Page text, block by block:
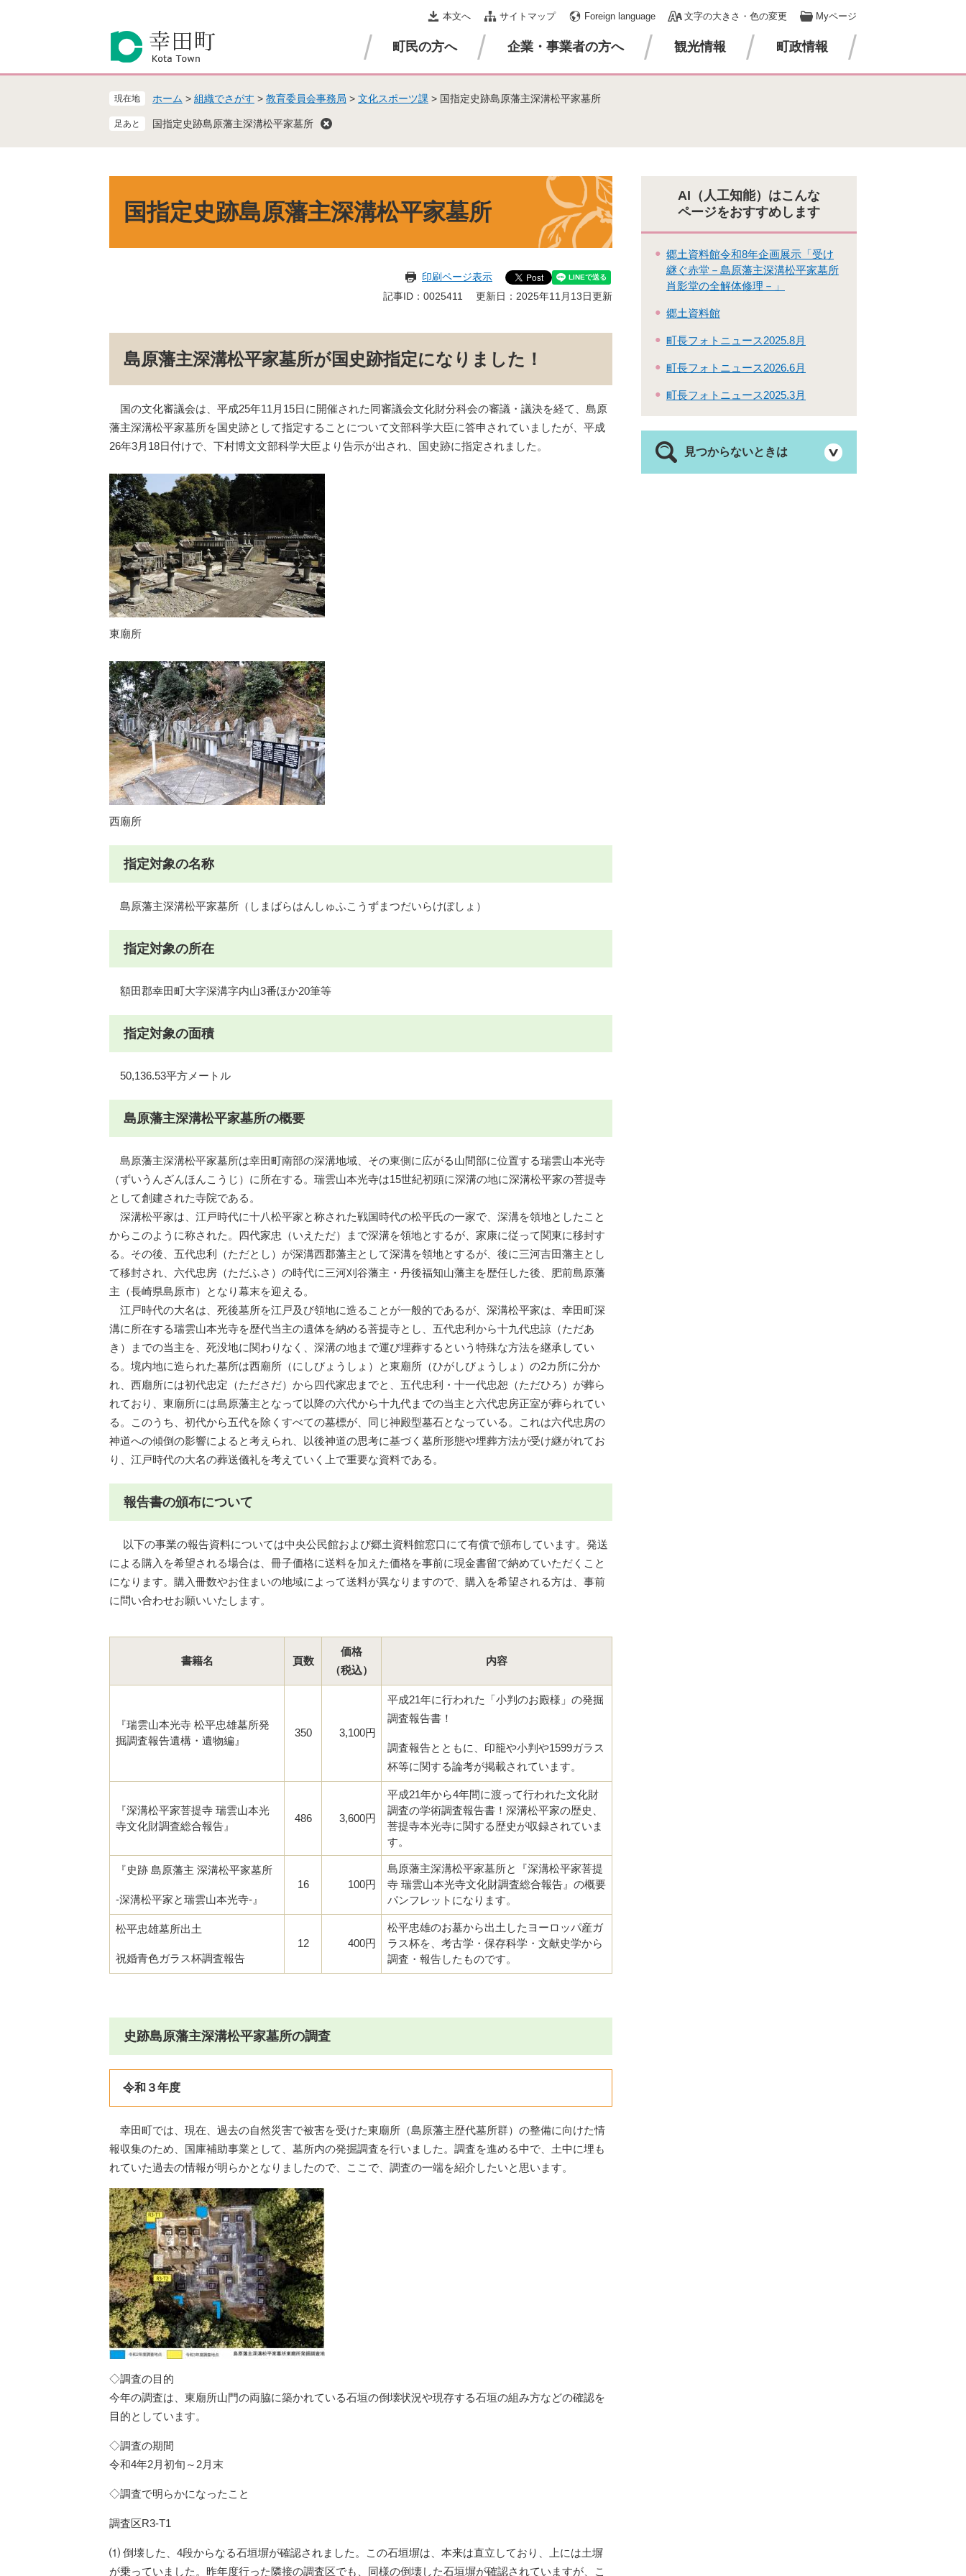
先
を
本
本文へ サイトマップ Foreign language 文字の大きさ・色の変更 Myページ
町民の方へ 企業・事業者の方へ 観光情報 町政情報
現在地 ホーム > 組織でさがす > 教育委員会事務局 > 文化スポーツ課 > 国指定史跡島原藩主深溝松平家墓所
国指定史跡島原藩主深溝松平家墓所
国指定史跡島原藩主深溝松平家墓所
印刷ページ表示
記事ID：0025411
更新日：2025年11月13日更新
島原藩主深溝松平家墓所が国史跡指定になりました！
国の文化審議会は、平成25年11月15日に開催された同審議会文化財分科会の審議・議決を経て、島原
藩主深溝松平家墓所を国史跡として指定することについて文部科学大臣に答申されていましたが、平成
26年3月18日付けで、下村博文文部科学大臣より告示が出され、国史跡に指定されました。
東廟所
西廟所
指定対象の名称
島原藩主深溝松平家墓所（しまばらはんしゅふこうずまつだいらけぼしょ）
指定対象の所在
額田郡幸田町大字深溝字内山3番ほか20筆等
指定対象の面積
50,136.53平方メートル
島原藩主深溝松平家墓所の概要
島原藩主深溝松平家墓所は幸田町南部の深溝地域、その東側に広がる山間部に位置する瑞雲山本光寺
（ずいうんざんほんこうじ）に所在する。瑞雲山本光寺は15世紀初頭に深溝の地に深溝松平家の菩提寺
として創建された寺院である。
深溝松平家は、江戸時代に十八松平家と称された戦国時代の松平氏の一家で、深溝を領地としたこと
からこのように称された。四代家忠（いえただ）まで深溝を領地とするが、家康に従って関東に移封す
る。その後、五代忠利（ただとし）が深溝西郡藩主として深溝を領地とするが、後に三河吉田藩主とし
て移封され、六代忠房（ただふさ）の時代に三河刈谷藩主・丹後福知山藩主を歴任した後、肥前島原藩
主（長崎県島原市）となり幕末を迎える。
江戸時代の大名は、死後墓所を江戸及び領地に造ることが一般的であるが、深溝松平家は、幸田町深
溝に所在する瑞雲山本光寺を歴代当主の遺体を納める菩提寺とし、五代忠利から十九代忠諒（ただあ
き）までの当主を、死没地に関わりなく、深溝の地まで運び埋葬するという特殊な方法を継承してい
る。境内地に造られた墓所は西廟所（にしびょうしょ）と東廟所（ひがしびょうしょ）の2カ所に分か
れ、西廟所には初代忠定（たださだ）から四代家忠までと、五代忠利・十一代忠恕（ただひろ）が葬ら
れており、東廟所には島原藩主となって以降の六代から十九代までの当主と六代忠房正室が葬られてい
る。このうち、初代から五代を除くすべての墓標が、同じ神殿型墓石となっている。これは六代忠房の
神道への傾倒の影響によると考えられ、以後神道の思考に基づく墓所形態や埋葬方法が受け継がれてお
り、江戸時代の大名の葬送儀礼を考えていく上で重要な資料である。
報告書の頒布について
以下の事業の報告資料については中央公民館および郷土資料館窓口にて有償で頒布しています。発送
による購入を希望される場合は、冊子価格に送料を加えた価格を事前に現金書留で納めていただくこと
になります。購入冊数やお住まいの地域によって送料が異なりますので、購入を希望される方は、事前
に問い合わせお願いいたします。
書籍名 頁数
価格
（税込）
内容
『瑞雲山本光寺 松平忠雄墓所発
掘調査報告遺構・遺物編』
350 3,100円
平成21年に行われた「小判のお殿様」の発掘
調査報告書！
調査報告とともに、印籠や小判や1599ガラス
杯等に関する論考が掲載されています。
『深溝松平家菩提寺 瑞雲山本光
寺文化財調査総合報告』
486 3,600円
平成21年から4年間に渡って行われた文化財
調査の学術調査報告書！深溝松平家の歴史、
菩提寺本光寺に関する歴史が収録されていま
す。
『史跡 島原藩主 深溝松平家墓所
-深溝松平家と瑞雲山本光寺-』
16 100円
島原藩主深溝松平家墓所と『深溝松平家菩提
寺 瑞雲山本光寺文化財調査総合報告』の概要
パンフレットになります。
松平忠雄墓所出土
祝婚青色ガラス杯調査報告
12 400円
松平忠雄のお墓から出土したヨーロッパ産ガ
ラス杯を、考古学・保存科学・文献史学から
調査・報告したものです。
史跡島原藩主深溝松平家墓所の調査
令和３年度
幸田町では、現在、過去の自然災害で被害を受けた東廟所（島原藩主歴代墓所群）の整備に向けた情
報収集のため、国庫補助事業として、墓所内の発掘調査を行いました。調査を進める中で、土中に埋も
れていた過去の情報が明らかとなりましたので、ここで、調査の一端を紹介したいと思います。
◇調査の目的
今年の調査は、東廟所山門の両脇に築かれている石垣の倒壊状況や現存する石垣の組み方などの確認を
目的としています。
◇調査の期間
令和4年2月初旬～2月末
◇調査で明らかになったこと
調査区R3-T1
⑴ 倒壊した、4段からなる石垣塀が確認されました。この石垣塀は、本来は直立しており、上には土塀
が乗っていました。昨年度行った隣接の調査区でも、同様の倒壊した石垣塀が確認されていますが、こ
AI（人工知能）はこんな
ページをおすすめします
郷土資料館令和8年企画展示「受け
継ぐ赤堂－島原藩主深溝松平家墓所
肖影堂の全解体修理－」
郷土資料館
町長フォトニュース2025.8月
町長フォトニュース2026.6月
町長フォトニュース2025.3月
見つからないときは